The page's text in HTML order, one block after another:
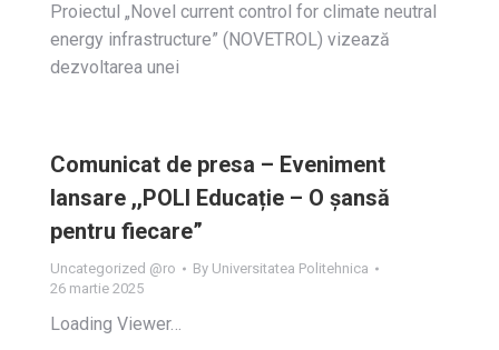
Proiectul „Novel current control for climate neutral
energy infrastructure” (NOVETROL) vizează
dezvoltarea unei
Comunicat de presa – Eveniment
lansare ,,POLI Educație – O șansă
pentru fiecare”
Uncategorized @ro By Universitatea Politehnica
26 martie 2025
Loading Viewer…